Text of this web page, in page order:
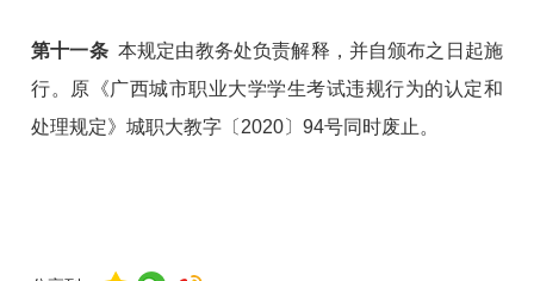
第十一条本规定由教务处负责解释，并自颁布之日起施
行。原《广西城市职业大学学生考试违规行为的认定和
处理规定》城职大教字〔2020〕94号同时废止。